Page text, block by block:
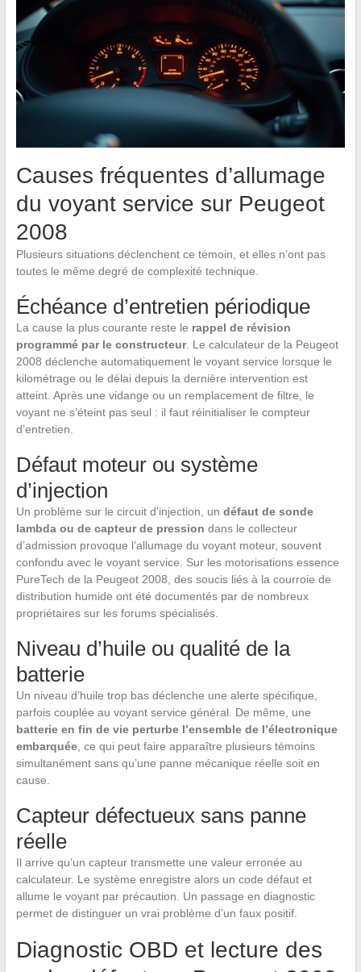
Causes fréquentes d’allumage
du voyant service sur Peugeot
2008
Plusieurs situations déclenchent ce témoin, et elles n’ont pas
toutes le même degré de complexité technique.
Échéance d’entretien périodique
La cause la plus courante reste le rappel de révision
programmé par le constructeur. Le calculateur de la Peugeot
2008 déclenche automatiquement le voyant service lorsque le
kilométrage ou le délai depuis la dernière intervention est
atteint. Après une vidange ou un remplacement de filtre, le
voyant ne s’éteint pas seul : il faut réinitialiser le compteur
d’entretien.
Défaut moteur ou système
d’injection
Un problème sur le circuit d’injection, un défaut de sonde
lambda ou de capteur de pression dans le collecteur
d’admission provoque l’allumage du voyant moteur, souvent
confondu avec le voyant service. Sur les motorisations essence
PureTech de la Peugeot 2008, des soucis liés à la courroie de
distribution humide ont été documentés par de nombreux
propriétaires sur les forums spécialisés.
Niveau d’huile ou qualité de la
batterie
Un niveau d’huile trop bas déclenche une alerte spécifique,
parfois couplée au voyant service général. De même, une
batterie en fin de vie perturbe l’ensemble de l’électronique
embarquée, ce qui peut faire apparaître plusieurs témoins
simultanément sans qu’une panne mécanique réelle soit en
cause.
Capteur défectueux sans panne
réelle
Il arrive qu’un capteur transmette une valeur erronée au
calculateur. Le système enregistre alors un code défaut et
allume le voyant par précaution. Un passage en diagnostic
permet de distinguer un vrai problème d’un faux positif.
Diagnostic OBD et lecture des